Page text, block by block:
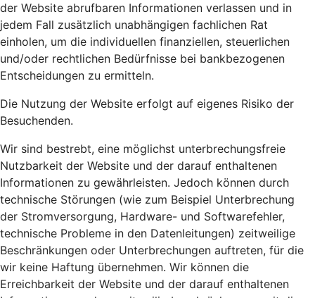
der Website abrufbaren Informationen verlassen und in
jedem Fall zusätzlich unabhängigen fachlichen Rat
einholen, um die individuellen finanziellen, steuerlichen
und/oder rechtlichen Bedürfnisse bei bankbezogenen
Entscheidungen zu ermitteln.
Die Nutzung der Website erfolgt auf eigenes Risiko der
Besuchenden.
Wir sind bestrebt, eine möglichst unterbrechungsfreie
Nutzbarkeit der Website und der darauf enthaltenen
Informationen zu gewährleisten. Jedoch können durch
technische Störungen (wie zum Beispiel Unterbrechung
der Stromversorgung, Hardware- und Softwarefehler,
technische Probleme in den Datenleitungen) zeitweilige
Beschränkungen oder Unterbrechungen auftreten, für die
wir keine Haftung übernehmen. Wir können die
Erreichbarkeit der Website und der darauf enthaltenen